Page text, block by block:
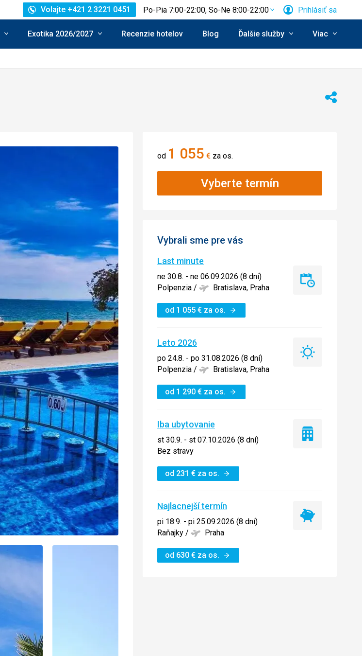
Volajte +421 2 3221 0451 Po-Pia 7:00-22:00, So-Ne 8:00-22:00 Prihlásiť sa
Exotika 2026/2027 Recenzie hotelov Blog Ďalšie služby Viac
Zdieľať
od 1 055 € za os.
Vyberte termín
Vybrali sme pre vás
Last minute
ne 30.8. - ne 06.09.2026 (8 dní)
Polpenzia / Bratislava, Praha
od 1 055 € za os.
Last
Leto 2026
po 24.8. - po 31.08.2026 (8 dní)
Polpenzia / Bratislava, Praha
od 1 290 € za os.
Leto
Iba ubytovanie
st 30.9. - st 07.10.2026 (8 dní)
Bez stravy
od 231 € za os.
Iba
Najlacnejší termín
pi 18.9. - pi 25.09.2026 (8 dní)
Raňajky / Praha
od 630 € za os.
Najlacnejší